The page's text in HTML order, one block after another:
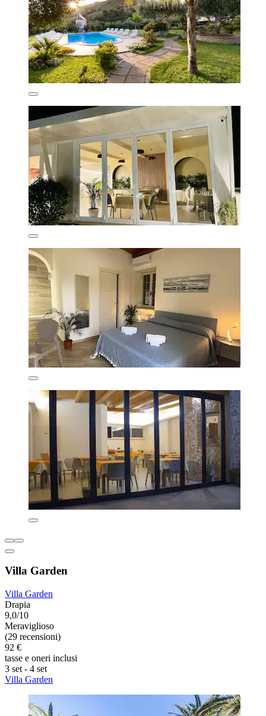
Villa Garden
Villa Garden
Drapia
9,0/10
Meraviglioso
(29 recensioni)
92 €
tasse e oneri inclusi
3 set - 4 set
Villa Garden